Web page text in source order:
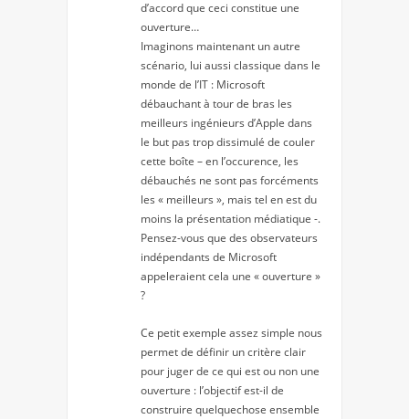
d’accord que ceci constitue une
ouverture…
Imaginons maintenant un autre
scénario, lui aussi classique dans le
monde de l’IT : Microsoft
débauchant à tour de bras les
meilleurs ingénieurs d’Apple dans
le but pas trop dissimulé de couler
cette boîte – en l’occurence, les
débauchés ne sont pas forcéments
les « meilleurs », mais tel en est du
moins la présentation médiatique -.
Pensez-vous que des observateurs
indépendants de Microsoft
appeleraient cela une « ouverture »
?
Ce petit exemple assez simple nous
permet de définir un critère clair
pour juger de ce qui est ou non une
ouverture : l’objectif est-il de
construire quelquechose ensemble